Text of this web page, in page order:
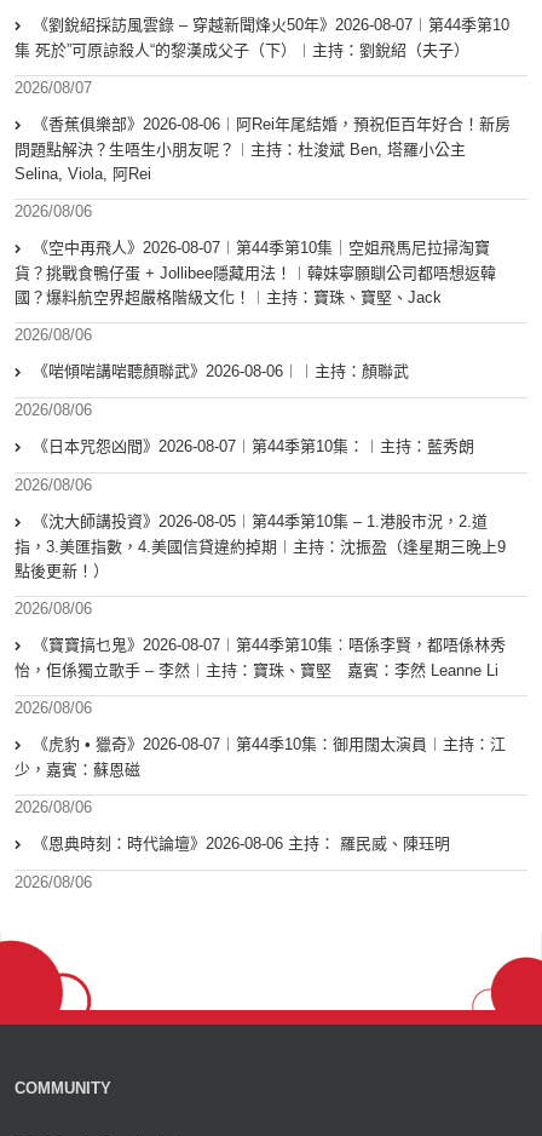
《劉銳紹採訪風雲錄 – 穿越新聞烽火50年》2026-08-07︱第44季第10
集 死於”可原諒殺人“的黎漢成父子（下）︱主持：劉銳紹（夫子）
2026/08/07
《香蕉俱樂部》2026-08-06︱阿Rei年尾結婚，預祝佢百年好合！新房
問題點解決？生唔生小朋友呢？︱主持：杜浚斌 Ben, 塔羅小公主
Selina, Viola, 阿Rei
2026/08/06
《空中再飛人》2026-08-07︱第44季第10集｜空姐飛馬尼拉掃淘寶
貨？挑戰食鴨仔蛋 + Jollibee隱藏用法！︱韓妹寧願瞓公司都唔想返韓
國？爆料航空界超嚴格階級文化！︱主持：寶珠、寶堅、Jack
2026/08/06
《啱傾啱講啱聽顏聯武》2026-08-06︱︱主持：顏聯武
2026/08/06
《日本咒怨凶間》2026-08-07︱第44季第10集：︱主持：藍秀朗
2026/08/06
《沈大師講投資》2026-08-05︱第44季第10集 – 1.港股市況，2.道
指，3.美匯指數，4.美國信貸違約掉期︱主持：沈振盈（逢星期三晚上9
點後更新！）
2026/08/06
《寶寶搞乜鬼》2026-08-07︱第44季第10集︰唔係李賢，都唔係林秀
怡，佢係獨立歌手 – 李然︱主持：寶珠、寶堅 嘉賓：李然 Leanne Li
2026/08/06
《虎豹 • 獵奇》2026-08-07︱第44季10集：御用闊太演員︱主持：江
少，嘉賓：蘇恩磁
2026/08/06
《恩典時刻：時代論壇》2026-08-06 主持： 羅民威、陳珏明
2026/08/06
COMMUNITY